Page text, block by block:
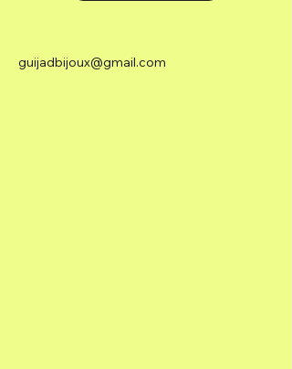
guijadbijoux@gmail.com